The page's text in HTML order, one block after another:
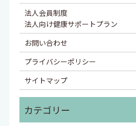
法人会員制度
法人向け健康サポートプラン
お問い合わせ
プライバシーポリシー
サイトマップ